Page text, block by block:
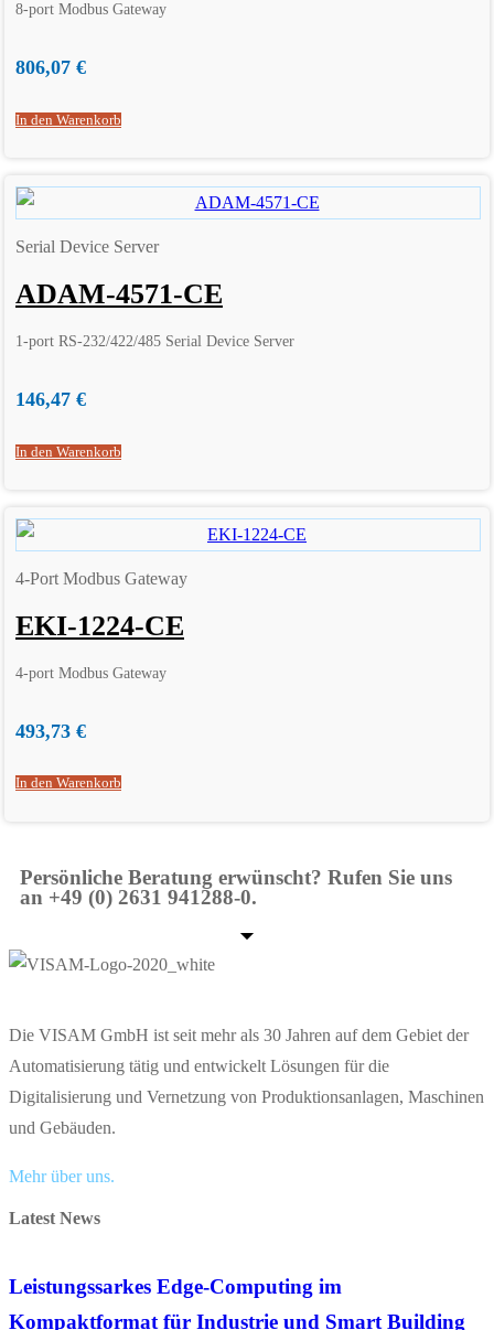
8-port Modbus Gateway
806,07 €
In den Warenkorb
Serial Device Server
ADAM-4571-CE
1-port RS-232/422/485 Serial Device Server
146,47 €
In den Warenkorb
4-Port Modbus Gateway
EKI-1224-CE
4-port Modbus Gateway
493,73 €
In den Warenkorb
Persönliche Beratung erwünscht? Rufen Sie uns
an +49 (0) 2631 941288-0.
Die VISAM GmbH ist seit mehr als 30 Jahren auf dem Gebiet der
Automatisierung tätig und entwickelt Lösungen für die
Digitalisierung und Vernetzung von Produktionsanlagen, Maschinen
und Gebäuden.
Mehr über uns.
Latest News
Leistungssarkes Edge-Computing im
Kompaktformat für Industrie und Smart Building